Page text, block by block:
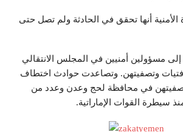
الأمنية أنها تحقق في الحادثة ولم تصل حتى
مسؤولين أمنيين في المجلس الانتقالي
وتصفيتهن. وتصاعدت حوادث اختطاف
في محافظة لحج وعدن وعدد من
سيطرة القوات الإماراتية.